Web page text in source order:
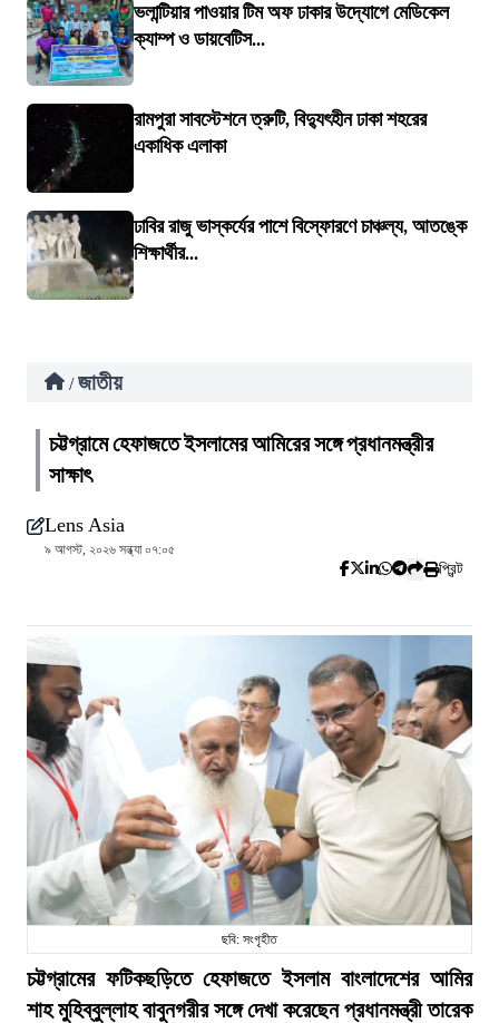
ভলান্টিয়ার পাওয়ার টিম অফ ঢাকার উদ্যোগে মেডিকেল
ক্যাম্প ও ডায়বেটিস...
রামপুরা সাবস্টেশনে ত্রুটি, বিদ্যুৎহীন ঢাকা শহরের
একাধিক এলাকা
ঢাবির রাজু ভাস্কর্যের পাশে বিস্ফোরণে চাঞ্চল্য, আতঙ্কে
শিক্ষার্থীর...
/ জাতীয়
চট্টগ্রামে হেফাজতে ইসলামের আমিরের সঙ্গে প্রধানমন্ত্রীর
সাক্ষাৎ
Lens Asia
৯ আগস্ট, ২০২৬ সন্ধ্যা ০৭:০৫
প্রিন্ট
ছবি: সংগৃহীত
চট্টগ্রামের ফটিকছড়িতে হেফাজতে ইসলাম বাংলাদেশের আমির
শাহ মুহিব্বুল্লাহ বাবুনগরীর সঙ্গে দেখা করেছেন প্রধানমন্ত্রী তারেক